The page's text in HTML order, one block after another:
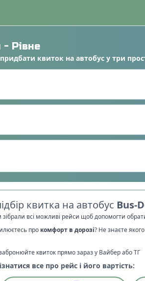
- Рівне
придбати квиток на автобус у три
квитка на автобус Bus-
зібрали всі можливі рейси щоб допомогти
про комфорт в дорозі? Не знаєте
квиток прямо зараз у Вайбер або ТГ
все про рейс і його вартість: